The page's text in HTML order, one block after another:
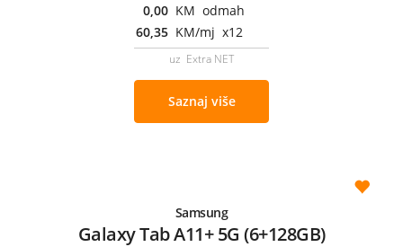
0,00 KM odmah
60,35 KM/mj x12
uz Extra NET
Saznaj više
Samsung
Galaxy Tab A11+ 5G (6+128GB)